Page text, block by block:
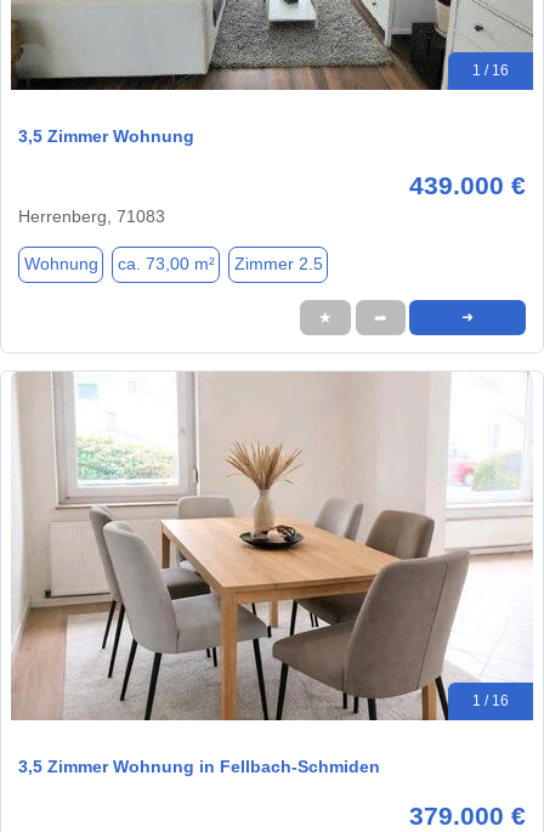
1 / 16
3,5 Zimmer Wohnung
439.000 €
Herrenberg, 71083
Wohnung ca. 73,00 m² Zimmer 2.5
★ ➦ ➜
1 / 16
3,5 Zimmer Wohnung in Fellbach-Schmiden
379.000 €